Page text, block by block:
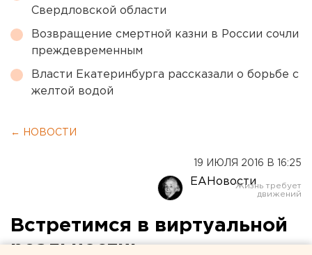
Свердловской области
Возвращение смертной казни в России сочли
преждевременным
Власти Екатеринбурга рассказали о борьбе с
желтой водой
← НОВОСТИ
19 ИЮЛЯ 2016 В 16:25
ЕАНовости
Встретимся в виртуальной
реальности: